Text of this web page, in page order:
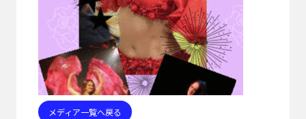
メディア一覧へ戻る